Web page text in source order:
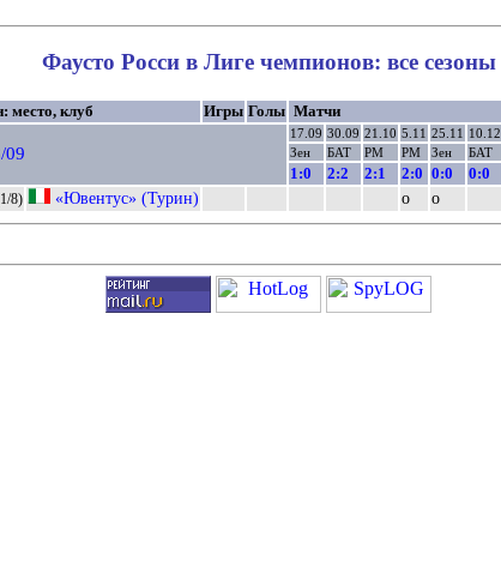
Фаусто Росси в Лиге чемпионов: все сезоны
место, клуб Игры Голы Матчи
09
17.09 30.09 21.10 5.11 25.11 10.12
Зен
БАТ РМ РМ Зен БАТ
1:0 2:2 2:1 2:0 0:0 0:0
8) «Ювентус» (Турин) о о